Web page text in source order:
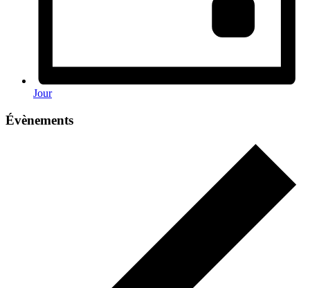
Jour
Évènements